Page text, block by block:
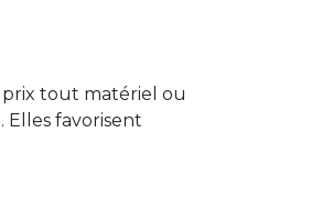
prix tout matériel ou
Elles favorisent